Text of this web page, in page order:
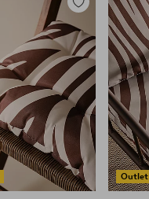
Zu
Favoriten
hinzufügen
Outlet